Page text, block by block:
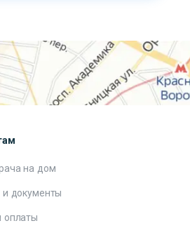
на дом
и документы
оплаты